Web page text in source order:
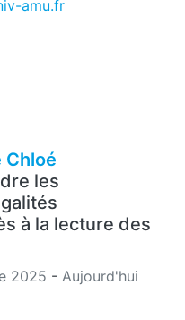
amu.fr
Chloé
les
à la lecture des
2025 - Aujourd'hui